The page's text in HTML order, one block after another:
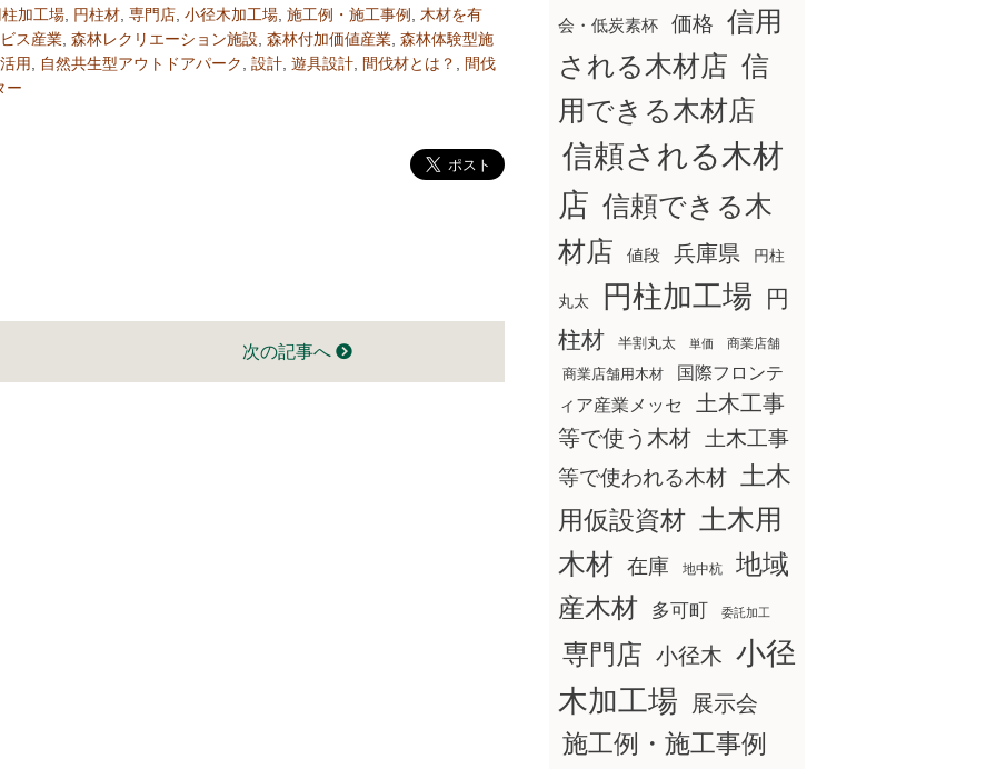
柱加工場 円柱材 専門店 小径木加工場 施工例・施工事例
木材を有
ス産業 森林レクリエーション施設 森林付加価値産業 森林体験型施
用 自然共生型アウトドアパーク 設計 遊具設計 間伐材とは？
間伐
ー
次の記事へ
会・低炭素杯 価格
信用
される木材店 信
用できる木材店
信頼される木材
店 信頼できる木
材店
値段 兵庫県 円柱
丸太 円柱加工場
円
柱材
半割丸太 単価 商業店舗
商業店舗用木材
国際フロンテ
ィア産業メッセ
土木工事
等で使う木材
土木工事
等で使われる木材
土木
用仮設資材 土木用
木材 在庫 地中杭
地域
産木材
多可町 委託加工
専門店 小径木 小径
木加工場
展示会
施工例・施工事例